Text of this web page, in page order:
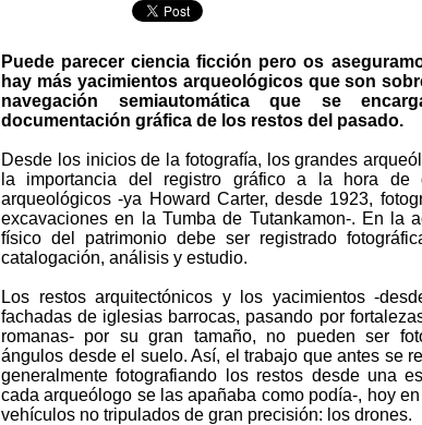
Puede parecer ciencia ficción pero os
hay más yacimientos arqueológicos que son
navegación semiautomática que se
documentación gráfica de los restos del pasado.
Desde los inicios de la fotografía, los grandes
la importancia del registro gráfico a la hora de
arqueológicos -ya Howard Carter, desde 1923,
excavaciones en la Tumba de Tutankamon-. En la
físico del patrimonio debe ser registrado
catalogación, análisis y estudio.
Los restos arquitectónicos y los yacimientos -
fachadas de iglesias barrocas, pasando por
romanas- por su gran tamaño, no pueden ser
ángulos desde el suelo. Así, el trabajo que antes se
generalmente fotografiando los restos desde una
cada arqueólogo se las apañaba como podía-, hoy
vehículos no tripulados de gran precisión: los drones.